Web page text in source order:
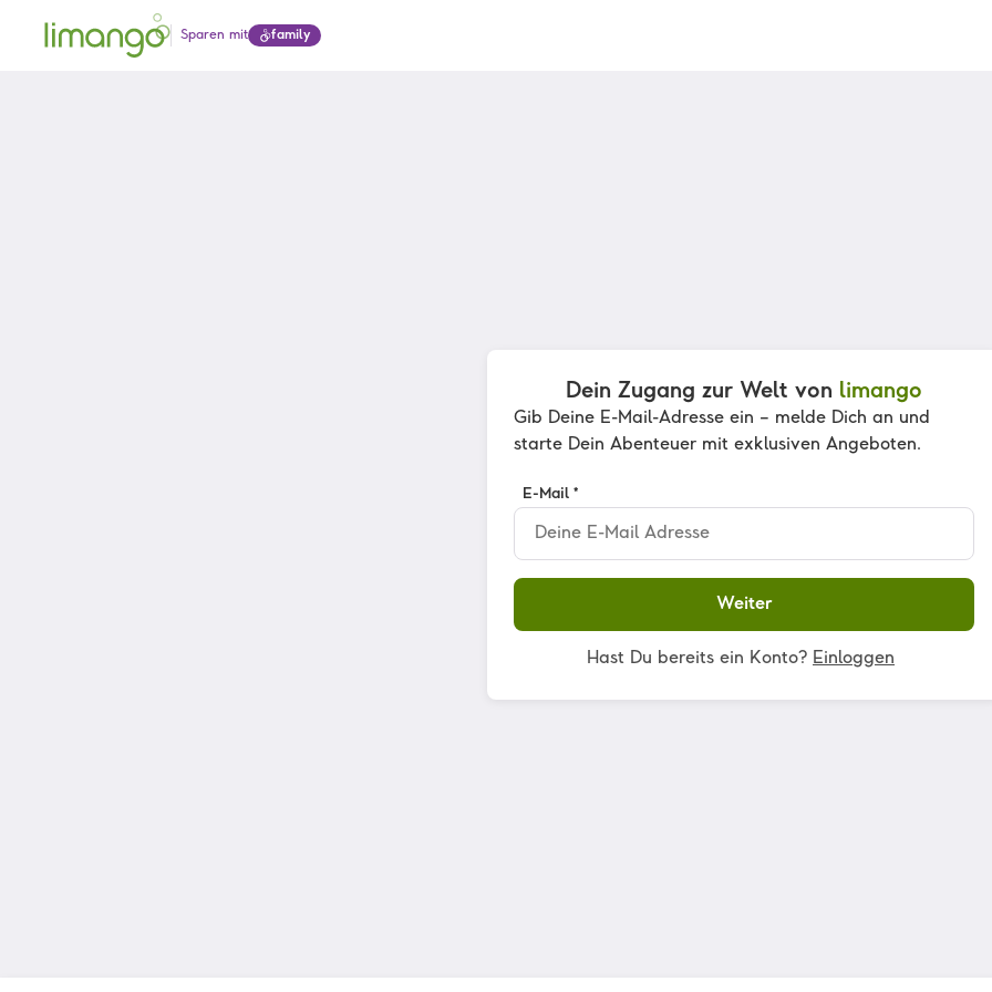
Sparen mit
family
Dein Zugang zur Welt von limango
Gib Deine E-Mail-Adresse ein – melde Dich an und
starte Dein Abenteuer mit exklusiven Angeboten.
E-Mail *
Weiter
Hast Du bereits ein Konto? Einloggen